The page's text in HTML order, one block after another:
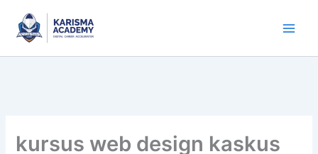
content
kursus web design kaskus